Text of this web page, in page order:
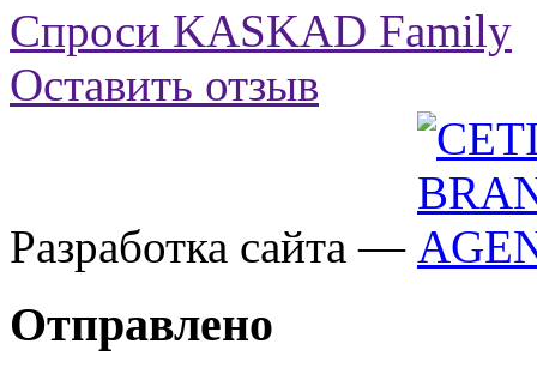
Спроси KASKAD Family
Оставить отзыв
Разработка сайта —
Отправлено